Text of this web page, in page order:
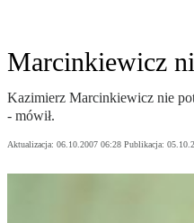
Marcinkiewicz
Kazimierz Marcinkiewicz nie
- mówił.
Aktualizacja: 06.10.2007 06:28 Publikacja: